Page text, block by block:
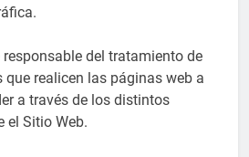
del tratamiento de
que realicen las páginas web a
a través de los distintos
el Sitio Web.